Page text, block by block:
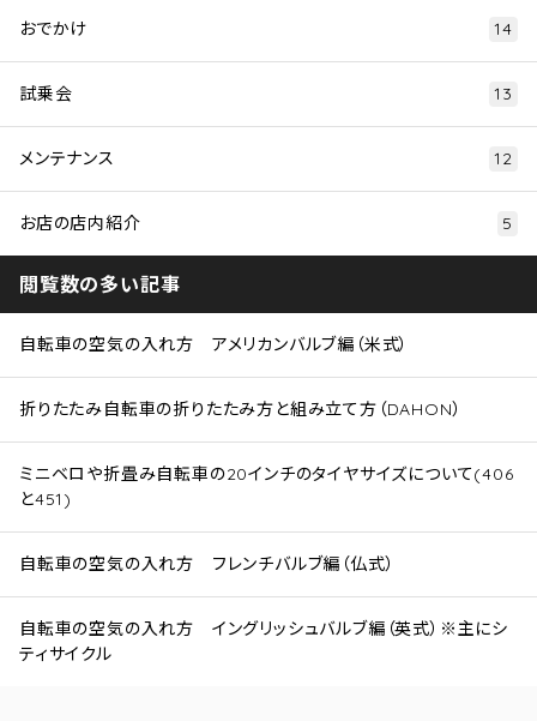
おでかけ 14
試乗会 13
メンテナンス 12
お店の店内紹介 5
閲覧数の多い記事
自転車の空気の入れ方 アメリカンバルブ編（米式）
折りたたみ自転車の折りたたみ方と組み立て方（DAHON）
ミニベロや折畳み自転車の20インチのタイヤサイズについて(406
と451)
自転車の空気の入れ方 フレンチバルブ編（仏式）
自転車の空気の入れ方 イングリッシュバルブ編（英式）※主にシ
ティサイクル